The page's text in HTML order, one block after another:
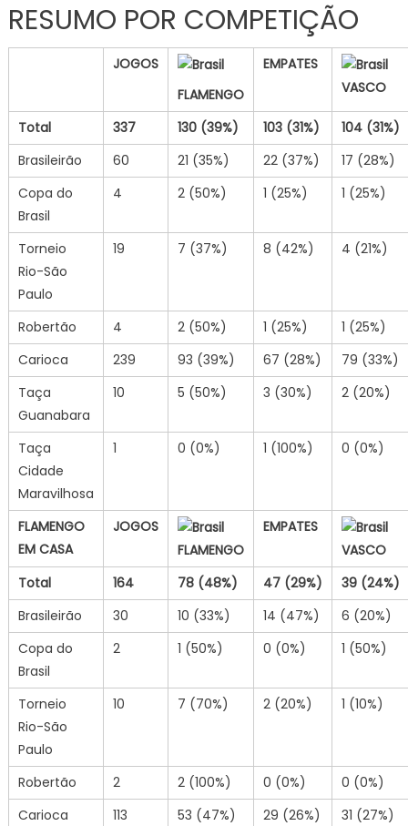
RESUMO POR COMPETIÇÃO
JOGOS
FLAMENGO
EMPATES
VASCO
Total 337 130 (39%) 103 (31%) 104 (31%)
Brasileirão
60 21 (35%) 22 (37%)
17 (28%)
Copa do
Brasil
4 2 (50%) 1 (25%) 1 (25%)
Torneio
Rio-São
Paulo
19 7 (37%) 8 (42%) 4 (21%)
Robertão 4 2 (50%) 1 (25%)
1 (25%)
Carioca
239 93 (39%) 67 (28%)
79 (33%)
Taça
Guanabara
10 5 (50%) 3 (30%) 2 (20%)
Taça
Cidade
Maravilhosa
1 0 (0%) 1 (100%) 0 (0%)
FLAMENGO
EM CASA
JOGOS
FLAMENGO
EMPATES
VASCO
Total
164 78 (48%) 47 (29%) 39 (24%)
Brasileirão
30 10 (33%) 14 (47%)
6 (20%)
Copa do
Brasil
2 1 (50%) 0 (0%) 1 (50%)
Torneio
Rio-São
Paulo
10 7 (70%) 2 (20%) 1 (10%)
Robertão 2 2 (100%) 0 (0%)
0 (0%)
Carioca
113 53 (47%) 29 (26%)
31 (27%)